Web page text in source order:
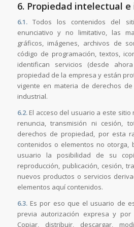
6. Propiedad intelectual
6.1.Todos los contenidos del
enunciativo y no limitativo, las
gráficos, imágenes, archivos de
código de programación, textos,
identifican servicios (desde
propiedad de la empresa y están
vigente en materia de derechos
industrial.
6.2.El acceso del usuario a este sitio
renuncia, transmisión ni cesión,
derechos de propiedad, por esta
contenidos o elementos no otorga,
usuario la posibilidad de su
reproducción, publicación, cesión,
nuevos productos o servicios
elementos aquí contenidos.
6.3.Es por eso que el usuario de
previa autorización expresa y
Copiar, distribuir, descargar,